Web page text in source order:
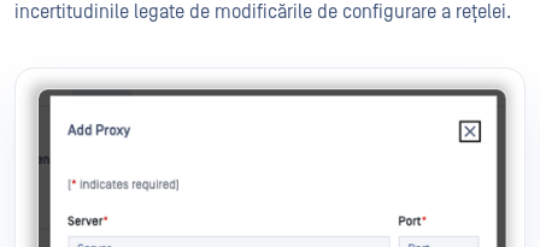
incertitudinile legate de modificările de configurare a rețelei.